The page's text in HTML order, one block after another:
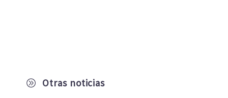
A Otras noticias